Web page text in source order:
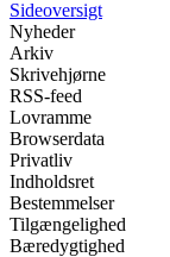
Sideoversigt
Nyheder
Arkiv
Skrivehjørne
RSS-feed
Lovramme
Browserdata
Privatliv
Indholdsret
Bestemmelser
Tilgængelighed
Bæredygtighed